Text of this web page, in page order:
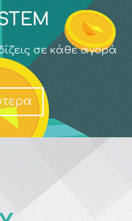
σε κάθε αγορά